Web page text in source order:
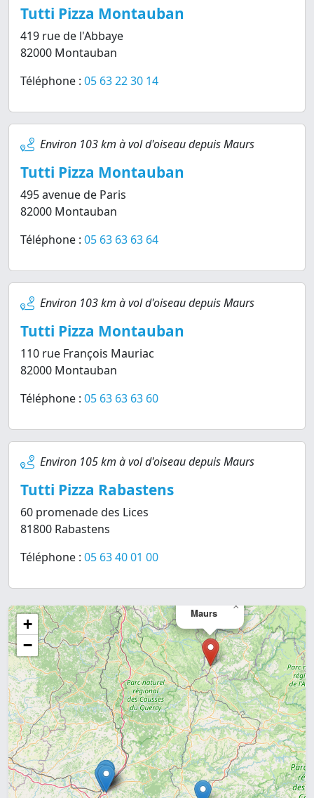
Tutti Pizza Montauban
419 rue de l'Abbaye
82000 Montauban
Téléphone : 05 63 22 30 14
Environ 103 km à vol d'oiseau depuis Maurs
Tutti Pizza Montauban
495 avenue de Paris
82000 Montauban
Téléphone : 05 63 63 63 64
Environ 103 km à vol d'oiseau depuis Maurs
Tutti Pizza Montauban
110 rue François Mauriac
82000 Montauban
Téléphone : 05 63 63 63 60
Environ 105 km à vol d'oiseau depuis Maurs
Tutti Pizza Rabastens
60 promenade des Lices
81800 Rabastens
Téléphone : 05 63 40 01 00
Maurs
×
+
−